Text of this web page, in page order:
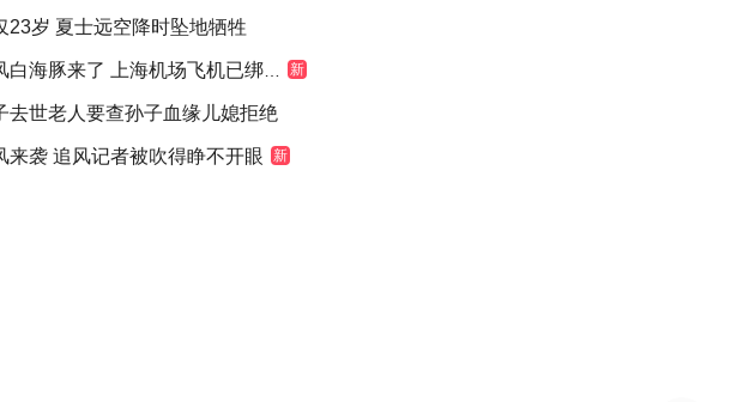
23岁 夏士远空降时坠地牺牲
白海豚来了 上海机场飞机已绑好 新
去世老人要查孙子血缘儿媳拒绝
来袭 追风记者被吹得睁不开眼 新